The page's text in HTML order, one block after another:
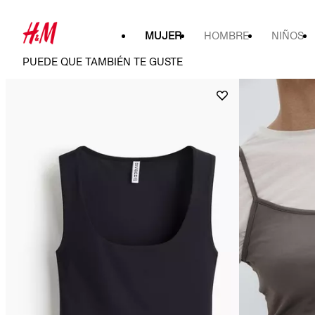
MUJER HOMBRE NIÑOS
PUEDE QUE TAMBIÉN TE GUSTE